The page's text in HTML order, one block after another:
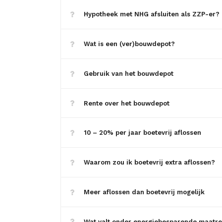
Hypotheek met NHG afsluiten als ZZP-er?
Wat is een (ver)bouwdepot?
Gebruik van het bouwdepot
Rente over het bouwdepot
10 – 20% per jaar boetevrij aflossen
Waarom zou ik boetevrij extra aflossen?
Meer aflossen dan boetevrij mogelijk